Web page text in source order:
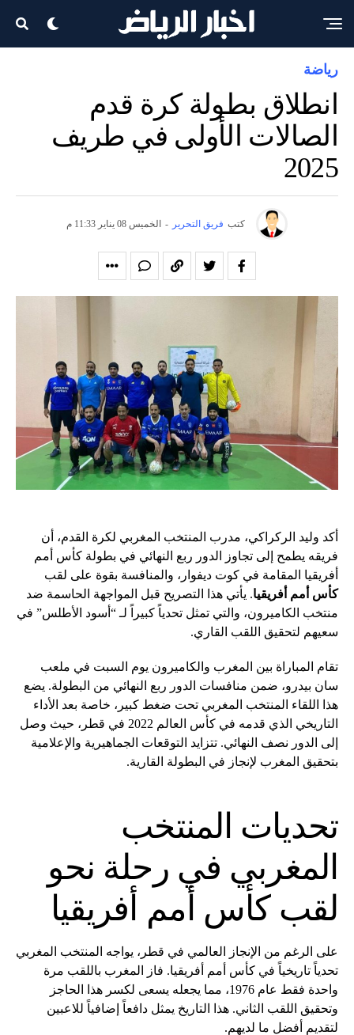
رياضة
انطلاق بطولة كرة قدم
الصالات الأولى في طريف
2025
كتب فريق التحرير - الخميس 08 يناير 11:33 م
أكد وليد الركراكي، مدرب المنتخب المغربي لكرة القدم، أن
فريقه يطمح إلى تجاوز الدور ربع النهائي في بطولة كأس أمم
أفريقيا المقامة في كوت ديفوار، والمنافسة بقوة على لقب
كأس أمم أفريقيا. يأتي هذا التصريح قبل المواجهة الحاسمة ضد
منتخب الكاميرون، والتي تمثل تحدياً كبيراً لـ “أسود الأطلس” في
سعيهم لتحقيق اللقب القاري.
تقام المباراة بين المغرب والكاميرون يوم السبت في ملعب
سان بيدرو، ضمن منافسات الدور ربع النهائي من البطولة. يضع
هذا اللقاء المنتخب المغربي تحت ضغط كبير، خاصة بعد الأداء
التاريخي الذي قدمه في كأس العالم 2022 في قطر، حيث وصل
إلى الدور نصف النهائي. تتزايد التوقعات الجماهيرية والإعلامية
بتحقيق المغرب لإنجاز في البطولة القارية.
تحديات المنتخب
المغربي في رحلة نحو
لقب كأس أمم أفريقيا
على الرغم من الإنجاز العالمي في قطر، يواجه المنتخب المغربي
تحدياً تاريخياً في كأس أمم أفريقيا. فاز المغرب باللقب مرة
واحدة فقط عام 1976، مما يجعله يسعى لكسر هذا الحاجز
وتحقيق اللقب الثاني. هذا التاريخ يمثل دافعاً إضافياً للاعبين
لتقديم أفضل ما لديهم.